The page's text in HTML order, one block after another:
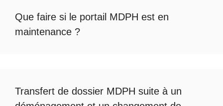
Que faire si le portail MDPH est en
maintenance ?
Transfert de dossier MDPH suite à un